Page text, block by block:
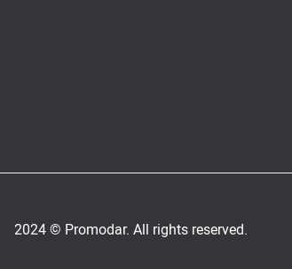
2024 © Promodar. All rights reserved.